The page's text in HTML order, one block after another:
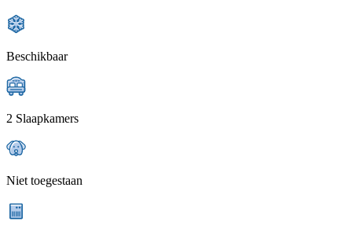
Beschikbaar
2 Slaapkamers
Niet toegestaan